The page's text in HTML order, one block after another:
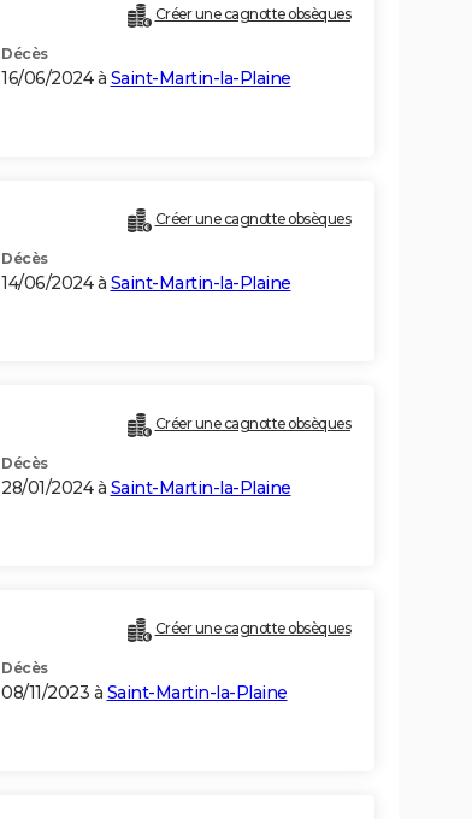
Créer une cagnotte obsèques
Décès
16/06/2024 à Saint-Martin-la-Plaine
Créer une cagnotte obsèques
Décès
14/06/2024 à Saint-Martin-la-Plaine
Créer une cagnotte obsèques
Décès
28/01/2024 à Saint-Martin-la-Plaine
Créer une cagnotte obsèques
Décès
08/11/2023 à Saint-Martin-la-Plaine